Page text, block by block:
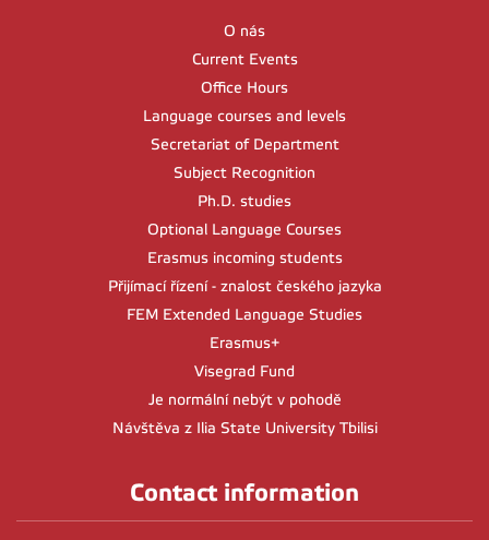
O nás
Current Events
Office Hours
Language courses and levels
Secretariat of Department
Subject Recognition
Ph.D. studies
Optional Language Courses
Erasmus incoming students
Přijímací řízení - znalost českého jazyka
FEM Extended Language Studies
Erasmus+
Visegrad Fund
Je normální nebýt v pohodě
Návštěva z Ilia State University Tbilisi
Contact information